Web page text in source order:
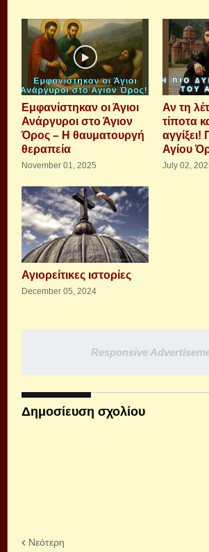
Εμφανίστηκαν οι Άγιοι
Ανάργυροι στο Άγιον
Όρος – Η θαυματουργή
θεραπεία
November 01, 2025
Αν τη
τίποτα
Αγίου
July 02,
Αγιορείτικες ιστορίες
December 05, 2024
Responsive
Δημοσίευση σχολίου
Νεότερη